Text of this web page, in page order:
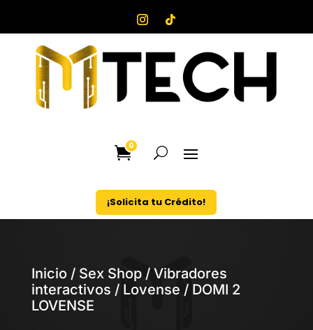
0
¡Solicita tu Crédito!
Inicio/ Sex Shop/ Vibradores
interactivos / Lovense / DOMI 2
LOVENSE